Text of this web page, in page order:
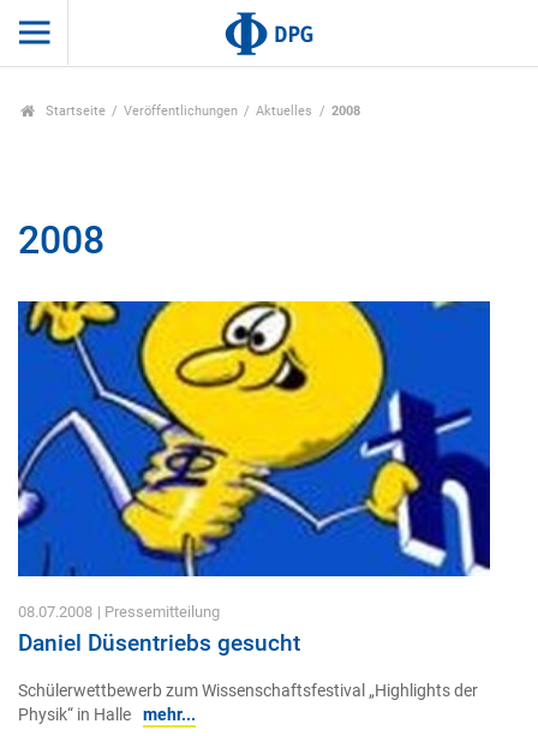
Startseite Veröffentlichungen Aktuelles 2008
2008
08.07.2008 | Pressemitteilung
Daniel Düsentriebs gesucht
Schülerwettbewerb zum Wissenschaftsfestival „Highlights der
Physik“ in Halle mehr...